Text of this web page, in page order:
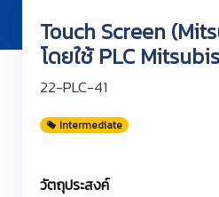
Touch Screen
โดยใช้ PLC
22-PLC-41
Intermediate
วัตถุประสงค์